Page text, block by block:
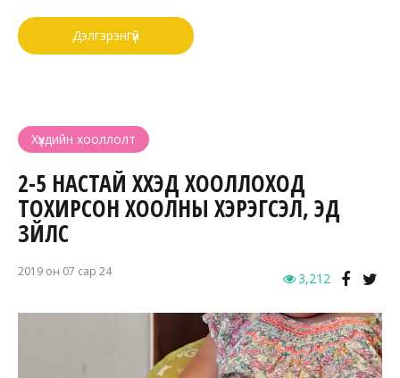
Дэлгэрэнгүй
Хүүхдийн хооллолт
2-5 НАСТАЙ ХҮҮХЭД ХООЛЛОХОД
ТОХИРСОН ХООЛНЫ ХЭРЭГСЭЛ, ЭД
ЗҮЙЛС
2019 он 07 сар 24 3,212